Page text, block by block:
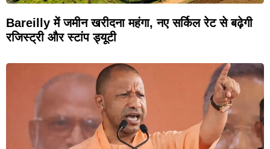
Bareilly में जमीन खरीदना महंगा, नए सर्किल रेट से बढ़ेगी
रजिस्ट्री और स्टांप ड्यूटी